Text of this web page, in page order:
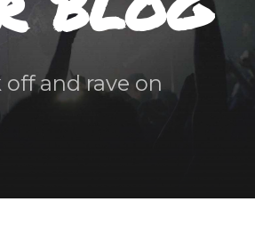
off and rave on